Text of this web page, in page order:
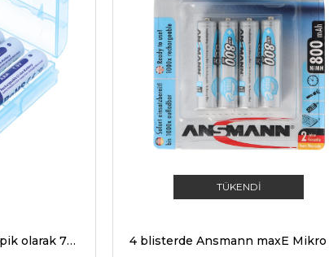
4x AAA 1.5V 1100mWh tipik olarak 700mAh lityum iyon pil, yalnızca özel bir şarj cihazıyla şarj edilebilir
TÜKENDI